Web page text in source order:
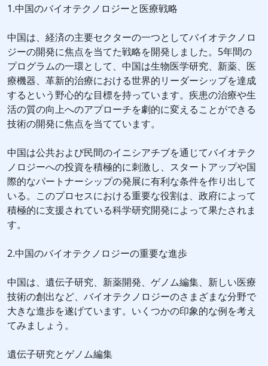
1.中国のバイオテクノロジーと医療戦略
中国は、経済の主要セクターの一つとしてバイオテクノロ
ジーの開発に焦点を当てた戦略を開発しました。5年間の
プログラムの一環として、中国は生物医学研究、新薬、医
療機器、革新的治療における世界的リーダーシップを達成
するという野心的な目標を持っています。疾患の治療や生
活の質の向上へのアプローチを劇的に変えることができる
技術の開発に焦点を当てています。
中国は公共および民間のイニシアチブを通じてバイオテク
ノロジーへの投資を積極的に刺激し、スタートアップや国
際的なパートナーシップの発展に有利な条件を作り出して
いる。このプロセスにおける重要な役割は、政府によって
積極的に支援されている科学研究開発によって果たされま
す。
2.中国のバイオテクノロジーの重要な進歩
中国は、遺伝子研究、新薬開発、ゲノム編集、新しい医療
技術の創出など、バイオテクノロジーのさまざまな分野で
大きな進歩を遂げています。いくつかの印象的な例を考え
てみましょう。
遺伝子研究とゲノム編集